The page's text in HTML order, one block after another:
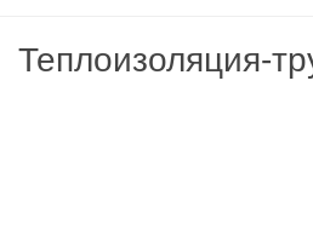
Теплоизоляция-